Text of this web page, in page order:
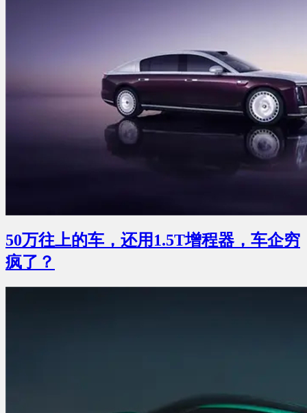
50万往上的车，还用1.5T增程器，车企穷
疯了？